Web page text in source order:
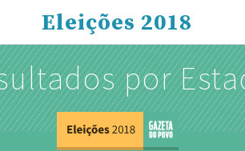
Eleições 2018
por